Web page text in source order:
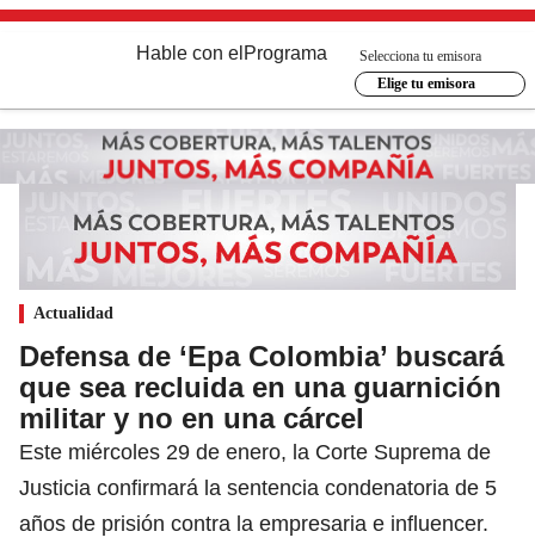
Hable con el Programa
Selecciona tu emisora
Elige tu emisora
Actualidad
Defensa de ‘Epa Colombia’ buscará
que sea recluida en una guarnición
militar y no en una cárcel
Este miércoles 29 de enero, la Corte Suprema de
Justicia confirmará la sentencia condenatoria de 5
años de prisión contra la empresaria e influencer.